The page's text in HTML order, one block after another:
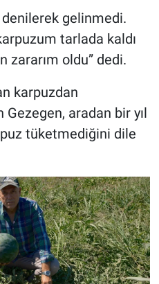
denilerek gelinmedi.
tarlada kaldı
zararım oldu” dedi.
karpuzdan
Gezegen, aradan bir yıl
tüketmediğini dile